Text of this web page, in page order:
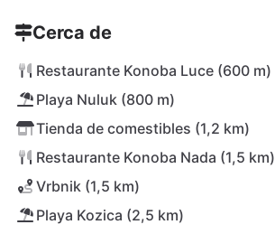
Cerca de
Restaurante Konoba Luce (600 m)
Playa Nuluk (800 m)
Tienda de comestibles (1,2 km)
Restaurante Konoba Nada (1,5 km)
Vrbnik (1,5 km)
Playa Kozica (2,5 km)